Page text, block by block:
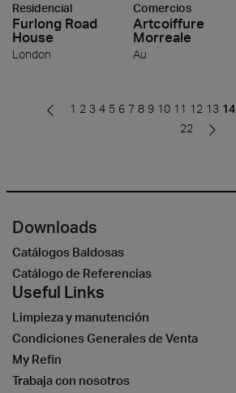
Residencial
Furlong Road
House
London
Comercios
Artcoiffure
Morreale
Au
1 2 3 4 5 6 7 8 9 10 11 12 13 14
22
Downloads
Catálogos Baldosas
Catálogo de Referencias
Useful Links
Limpieza y manutención
Condiciones Generales de Venta
My Refin
Trabaja con nosotros